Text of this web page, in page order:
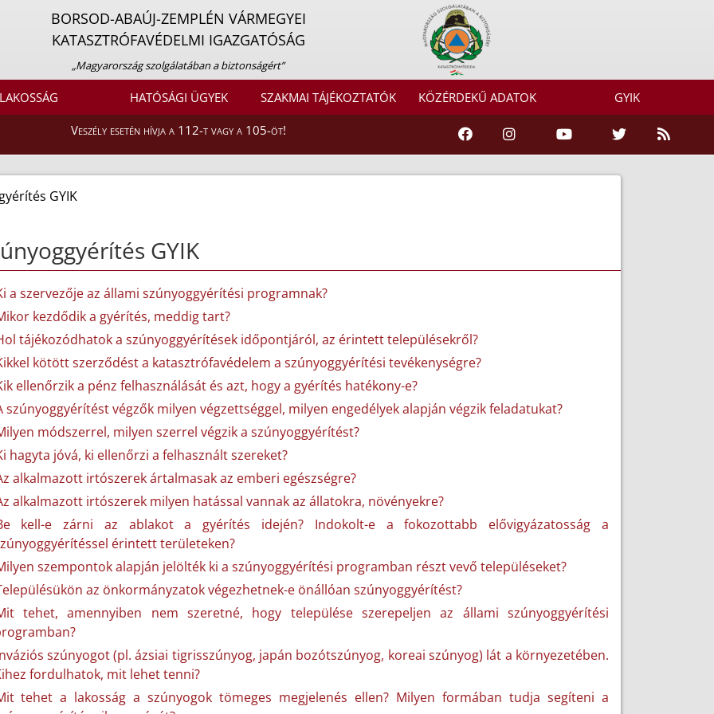
BORSOD-ABAÚJ-ZEMPLÉN VÁRMEGYEI
KATASZTRÓFAVÉDELMI IGAZGATÓSÁG
„Magyarország szolgálatában a biztonságért”
LAKOSSÁG HATÓSÁGI ÜGYEK SZAKMAI TÁJÉKOZTATÓK KÖZÉRDEKŰ ADATOK GYIK
Veszély esetén hívja a 112-t vagy a 105-öt!
GYIK
GYIK
a szervezője az állami szúnyoggyérítési programnak?
kezdődik a gyérítés, meddig tart?
tájékozódhatok a szúnyoggyérítések időpontjáról, az érintett településekről?
kötött szerződést a katasztrófavédelem a szúnyoggyérítési tevékenységre?
ellenőrzik a pénz felhasználását és azt, hogy a gyérítés hatékony-e?
szúnyoggyérítést végzők milyen végzettséggel, milyen engedélyek alapján végzik feladatukat?
módszerrel, milyen szerrel végzik a szúnyoggyérítést?
hagyta jóvá, ki ellenőrzi a felhasznált szereket?
alkalmazott irtószerek ártalmasak az emberi egészségre?
alkalmazott irtószerek milyen hatással vannak az állatokra, növényekre?
kell-e zárni az ablakot a gyérítés idején? Indokolt-e a fokozottabb elővigyázatosság a
érintett területeken?
szempontok alapján jelölték ki a szúnyoggyérítési programban részt vevő településeket?
az önkormányzatok végezhetnek-e önállóan szúnyoggyérítést?
tehet, amennyiben nem szeretné, hogy települése szerepeljen az állami szúnyoggyérítési
szúnyogot (pl. ázsiai tigrisszúnyog, japán bozótszúnyog, koreai szúnyog) lát a környezetében.
fordulhatok, mit lehet tenni?
tehet a lakosság a szúnyogok tömeges megjelenés ellen? Milyen formában tudja segíteni a